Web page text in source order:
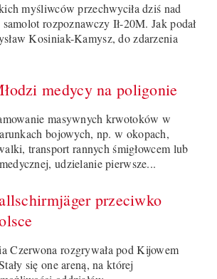
myśliwców przechwyciła dziś nad
rozpoznawczy Ił-20M. Jak podał
Kosiniak-Kamysz, do zdarzenia
medycy na poligonie
masywnych krwotoków w
bojowych, np. w okopach,
transport rannych śmigłowcem lub
udzielanie pierwsze...
przeciwko
Czerwona rozgrywała pod Kijowem
się one areną, na której